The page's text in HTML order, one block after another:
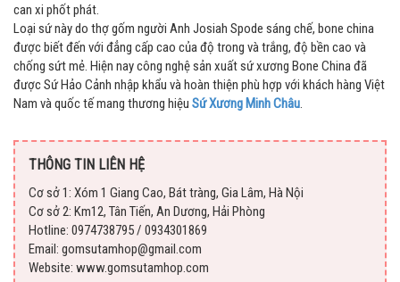
can xi phốt phát.
Loại sứ này do thợ gốm người Anh Josiah Spode sáng chế, bone china
được biết đến với đẳng cấp cao của độ trong và trắng, độ bền cao và
chống sứt mẻ. Hiện nay công nghệ sản xuất sứ xương Bone China đã
được Sứ Hảo Cảnh nhập khẩu và hoàn thiện phù hợp với khách hàng Việt
Nam và quốc tế mang thương hiệu Sứ Xương Minh Châu.
THÔNG TIN LIÊN HỆ
Cơ sở 1: Xóm 1 Giang Cao, Bát tràng, Gia Lâm, Hà Nội
Cơ sở 2: Km12, Tân Tiến, An Dương, Hải Phòng
Hotline: 0974738795 / 0934301869
Email: gomsutamhop@gmail.com
Website: www.gomsutamhop.com